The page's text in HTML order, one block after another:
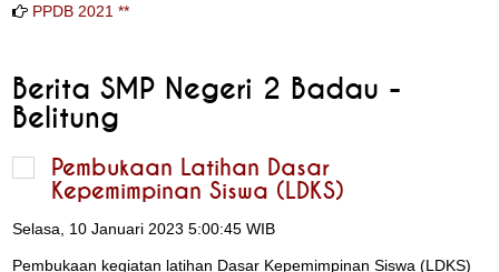
PPDB 2021 **
Berita SMP Negeri 2 Badau -
Belitung
Pembukaan Latihan Dasar
Kepemimpinan Siswa (LDKS)
Selasa, 10 Januari 2023 5:00:45 WIB
Pembukaan kegiatan latihan Dasar Kepemimpinan Siswa (LDKS)